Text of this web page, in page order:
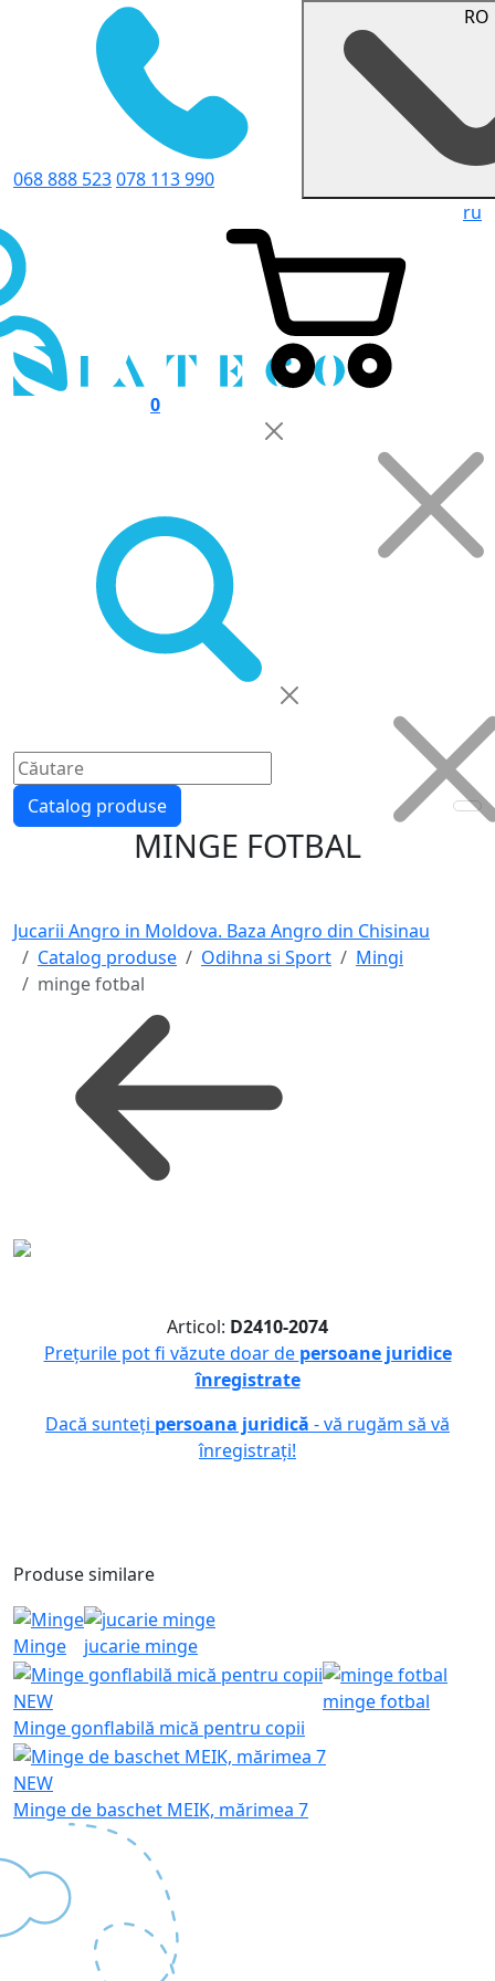
068 888 523078 113 990
ru
0
Catalog produse
MINGE FOTBAL
Jucarii Angro in Moldova. Baza Angro din Chisinau
Catalog produse
Odihna si Sport
Mingi
minge fotbal
Articol: D2410-2074
Prețurile pot fi văzute doar de persoane juridice
înregistrate
Dacă sunteți persoana juridică - vă rugăm să vă
înregistrați!
Produse similare
Minge jucarie minge
NEW
Minge gonflabilă mică pentru copii
minge fotbal
NEW
Minge de baschet MEIK, mărimea 7